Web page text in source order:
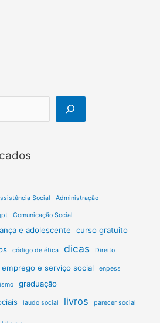
Social Administração
Comunicação Social
e adolescente curso gratuito
código de ética dicas Direito
emprego e serviço social enpess
graduação
laudo social livros parecer social